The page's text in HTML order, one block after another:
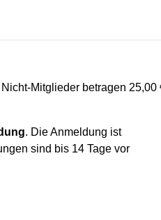
Mitglieder betragen 25,00
. Die Anmeldung ist
sind bis 14 Tage vor